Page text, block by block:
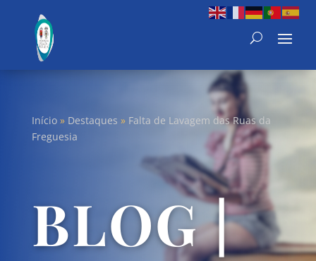
Início» Destaques » Falta de Lavagem das Ruas da
Freguesia
BLOG |